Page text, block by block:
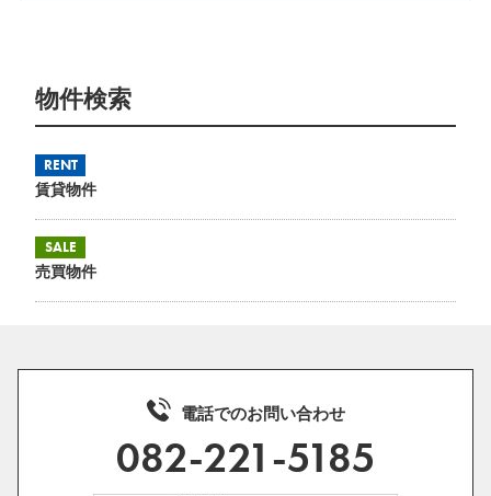
物件検索
RENT
賃貸物件
SALE
売買物件
電話でのお問い合わせ
082-221-5185